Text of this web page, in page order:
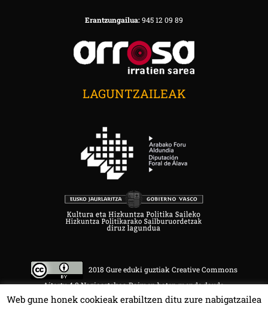
Erantzungailua:945 12 09 89
LAGUNTZAILEAK
2018 Gure eduki guztiak Creative Commons
Aitortu 4.0 Nazioartekoa Baimen baten mende daude.
Web gune honek cookieak erabiltzen ditu zure nabigatzailea